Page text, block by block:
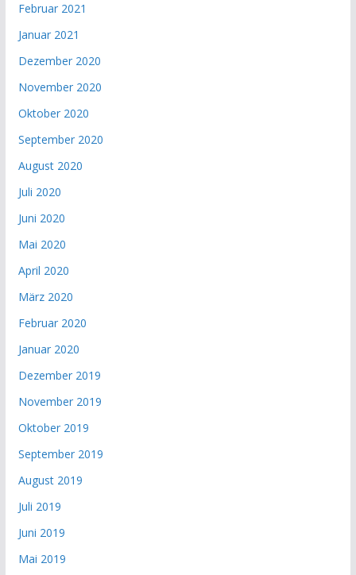
Februar 2021
Januar 2021
Dezember 2020
November 2020
Oktober 2020
September 2020
August 2020
Juli 2020
Juni 2020
Mai 2020
April 2020
März 2020
Februar 2020
Januar 2020
Dezember 2019
November 2019
Oktober 2019
September 2019
August 2019
Juli 2019
Juni 2019
Mai 2019